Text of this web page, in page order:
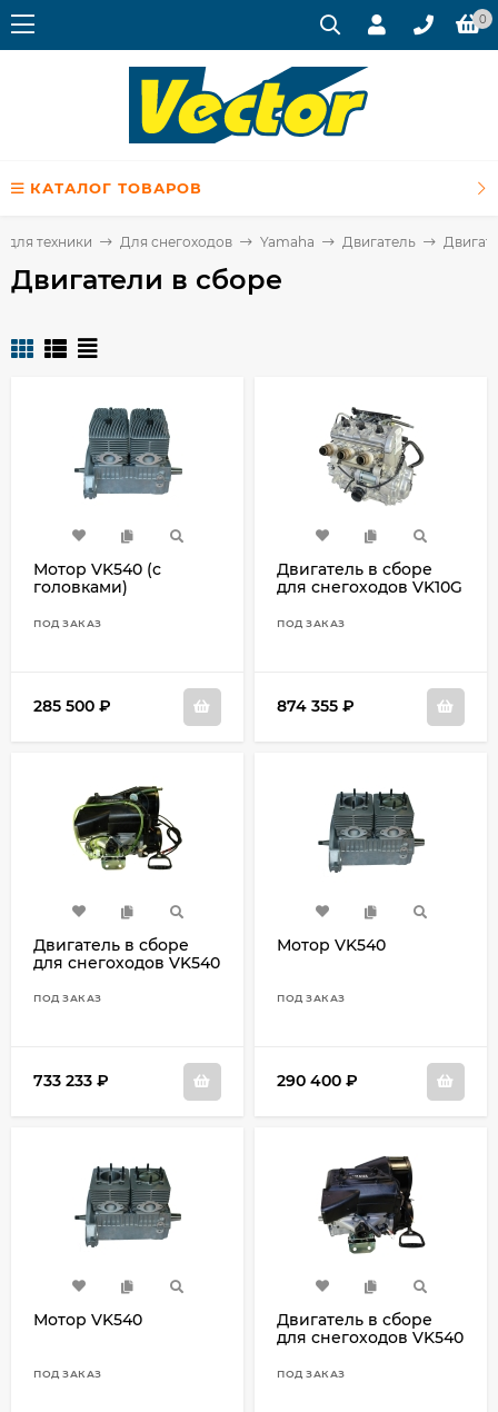
0
КАТАЛОГ ТОВАРОВ
техники Для снегоходов Yamaha Двигатель
Двигатели в сборе
Мотор VK540 (с
головками)
ПОД ЗАКАЗ
285 500 ₽
Двигатель в сборе
для снегоходов VK10G
ПОД ЗАКАЗ
874 355 ₽
Двигатель в сборе
для снегоходов VK540
ПОД ЗАКАЗ
733 233 ₽
Мотор VK540
ПОД ЗАКАЗ
290 400 ₽
Мотор VK540
ПОД ЗАКАЗ
Двигатель в сборе
для снегоходов VK540
ПОД ЗАКАЗ